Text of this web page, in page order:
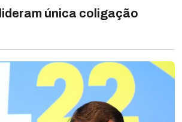
única coligação